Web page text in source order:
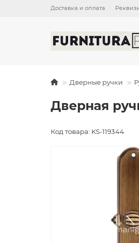
Доставка и оплата
Дверные ручки
Дверная
Код товара: KS-119344